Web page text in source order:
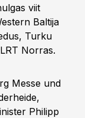
viit
Baltija
Turku
Norras.
Messe und
Philipp